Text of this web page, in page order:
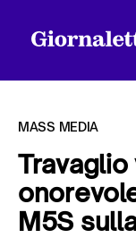
Tutti gli
MASS MEDIA
M5S